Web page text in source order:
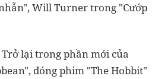
Will Turner trong "Cướp
Trở lại trong phần mới của
đóng phim "The Hobbit"